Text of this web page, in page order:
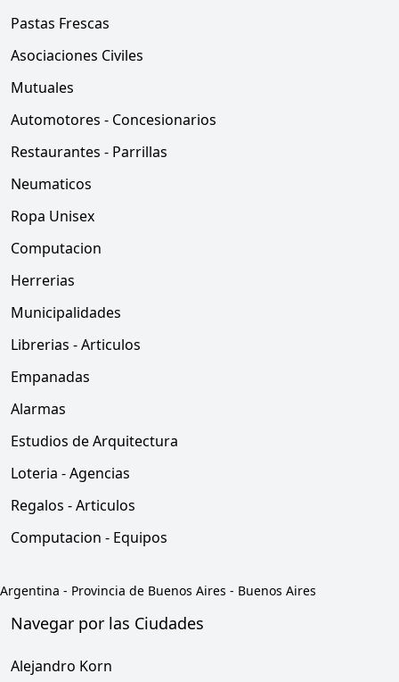
Pastas Frescas
Asociaciones Civiles
Mutuales
Automotores - Concesionarios
Restaurantes - Parrillas
Neumaticos
Ropa Unisex
Computacion
Herrerias
Municipalidades
Librerias - Articulos
Empanadas
Alarmas
Estudios de Arquitectura
Loteria - Agencias
Regalos - Articulos
Computacion - Equipos
Argentina - Provincia de Buenos Aires - Buenos Aires
Navegar por las Ciudades
Alejandro Korn